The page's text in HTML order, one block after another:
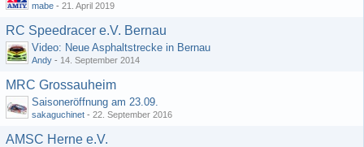
mabe - 21. April 2019
RC Speedracer e.V. Bernau
Video: Neue Asphaltstrecke in Bernau
Andy - 14. September 2014
MRC Grossauheim
Saisoneröffnung am 23.09.
sakaguchinet - 22. September 2016
AMSC Herne e.V.